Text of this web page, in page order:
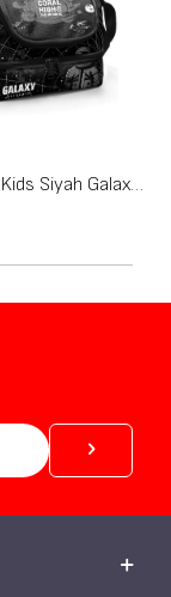
Coral High Kids Siyah Galaxy Desenli Thermo İki Katlı Beslenme Çantası 37219